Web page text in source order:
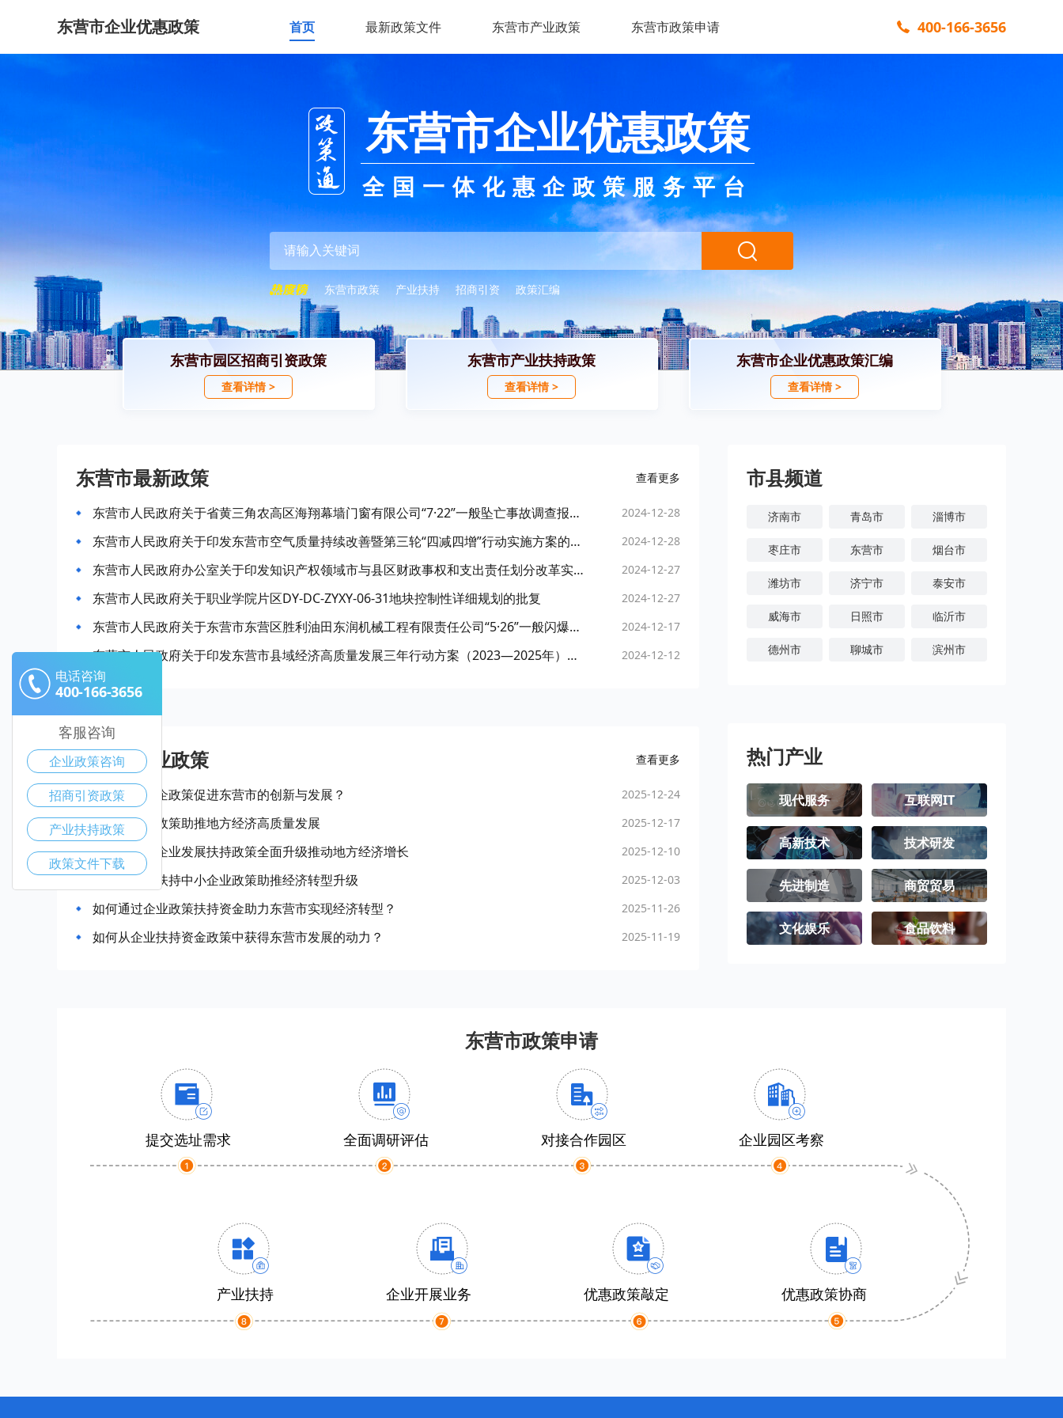
东营市企业优惠政策 首页 最新政策文件 东营市产业政策 东营市政策申请 400-166-3656
东营市企业优惠政策
全国一体化惠企政策服务平台
东营市政策 产业扶持 招商引资 政策汇编
东营市园区招商引资政策
查看详情 >
东营市产业扶持政策
查看详情 >
东营市企业优惠政策汇编
查看详情 >
东营市最新政策 查看更多
东营市人民政府关于省黄三角农高区海翔幕墙门窗有限公司“7·22”一般坠亡事故调查报告的批复 2024-12-28
东营市人民政府关于印发东营市空气质量持续改善暨第三轮“四减四增”行动实施方案的通知 2024-12-28
东营市人民政府办公室关于印发知识产权领域市与县区财政事权和支出责任划分改革实施方... 2024-12-27
东营市人民政府关于职业学院片区DY-DC-ZYXY-06-31地块控制性详细规划的批复 2024-12-27
东营市人民政府关于东营市东营区胜利油田东润机械工程有限责任公司“5·26”一般闪爆事故调查报告的批复 2024-12-17
东营市人民政府关于印发东营市县域经济高质量发展三年行动方案（2023—2025年）的通知 2024-12-12
东营市产业政策 查看更多
如何借助惠企政策促进东营市的创新与发展？ 2025-12-24
东营市惠企政策助推地方经济高质量发展 2025-12-17
东营市中小企业发展扶持政策全面升级推动地方经济增长 2025-12-10
东营市政府扶持中小企业政策助推经济转型升级 2025-12-03
如何通过企业政策扶持资金助力东营市实现经济转型？ 2025-11-26
如何从企业扶持资金政策中获得东营市发展的动力？ 2025-11-19
市县频道
济南市 青岛市 淄博市
枣庄市 东营市 烟台市
潍坊市 济宁市 泰安市
威海市 日照市 临沂市
德州市 聊城市 滨州市
热门产业
现代服务 互联网IT
高新技术 技术研发
先进制造 商贸贸易
文化娱乐 食品饮料
东营市政策申请
提交选址需求 全面调研评估 对接合作园区 企业园区考察
产业扶持 企业开展业务 优惠政策敲定 优惠政策协商
电话咨询
400-166-3656
客服咨询
企业政策咨询
招商引资政策
产业扶持政策
政策文件下载